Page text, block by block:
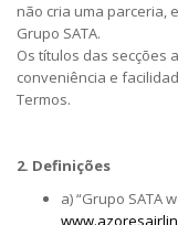
não cria uma parceria,
Grupo SATA.
Os títulos das secções
conveniência e
Termos.
2. Definições
a) “Grupo SATA